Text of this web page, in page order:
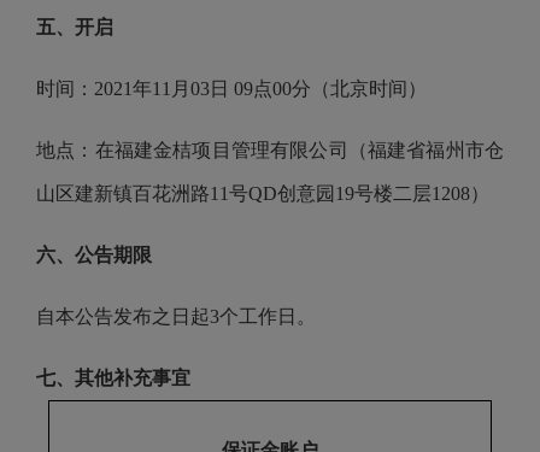
五、开启
时间： 2021年11月03日 09点00分（北京时间）
地点：在福建金桔项目管理有限公司（福建省福州市仓
山区建新镇百花洲路11号QD创意园19号楼二层1208）
六、公告期限
自本公告发布之日起3个工作日。
七、其他补充事宜